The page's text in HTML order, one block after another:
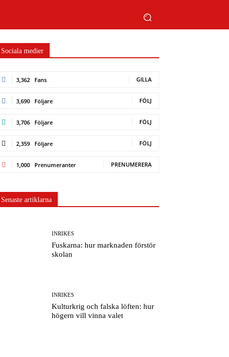
Sociala medier
3,362 Fans GILLA
3,690 Följare FÖLJ
3,706 Följare FÖLJ
2,359 Följare FÖLJ
1,000 Prenumeranter PRENUMERERA
Senaste artiklarna
INRIKES
Fuskarna: hur marknaden förstör
skolan
INRIKES
Kulturkrig och falska löften: hur
högern vill vinna valet